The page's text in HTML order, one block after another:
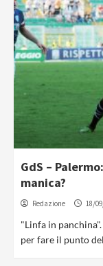
GdS –
manica?
Redazione 18/
"Linfa in
per fare il punto